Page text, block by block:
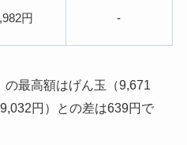
円 -
の最高額はげん玉（9,671
円）との差は639円で